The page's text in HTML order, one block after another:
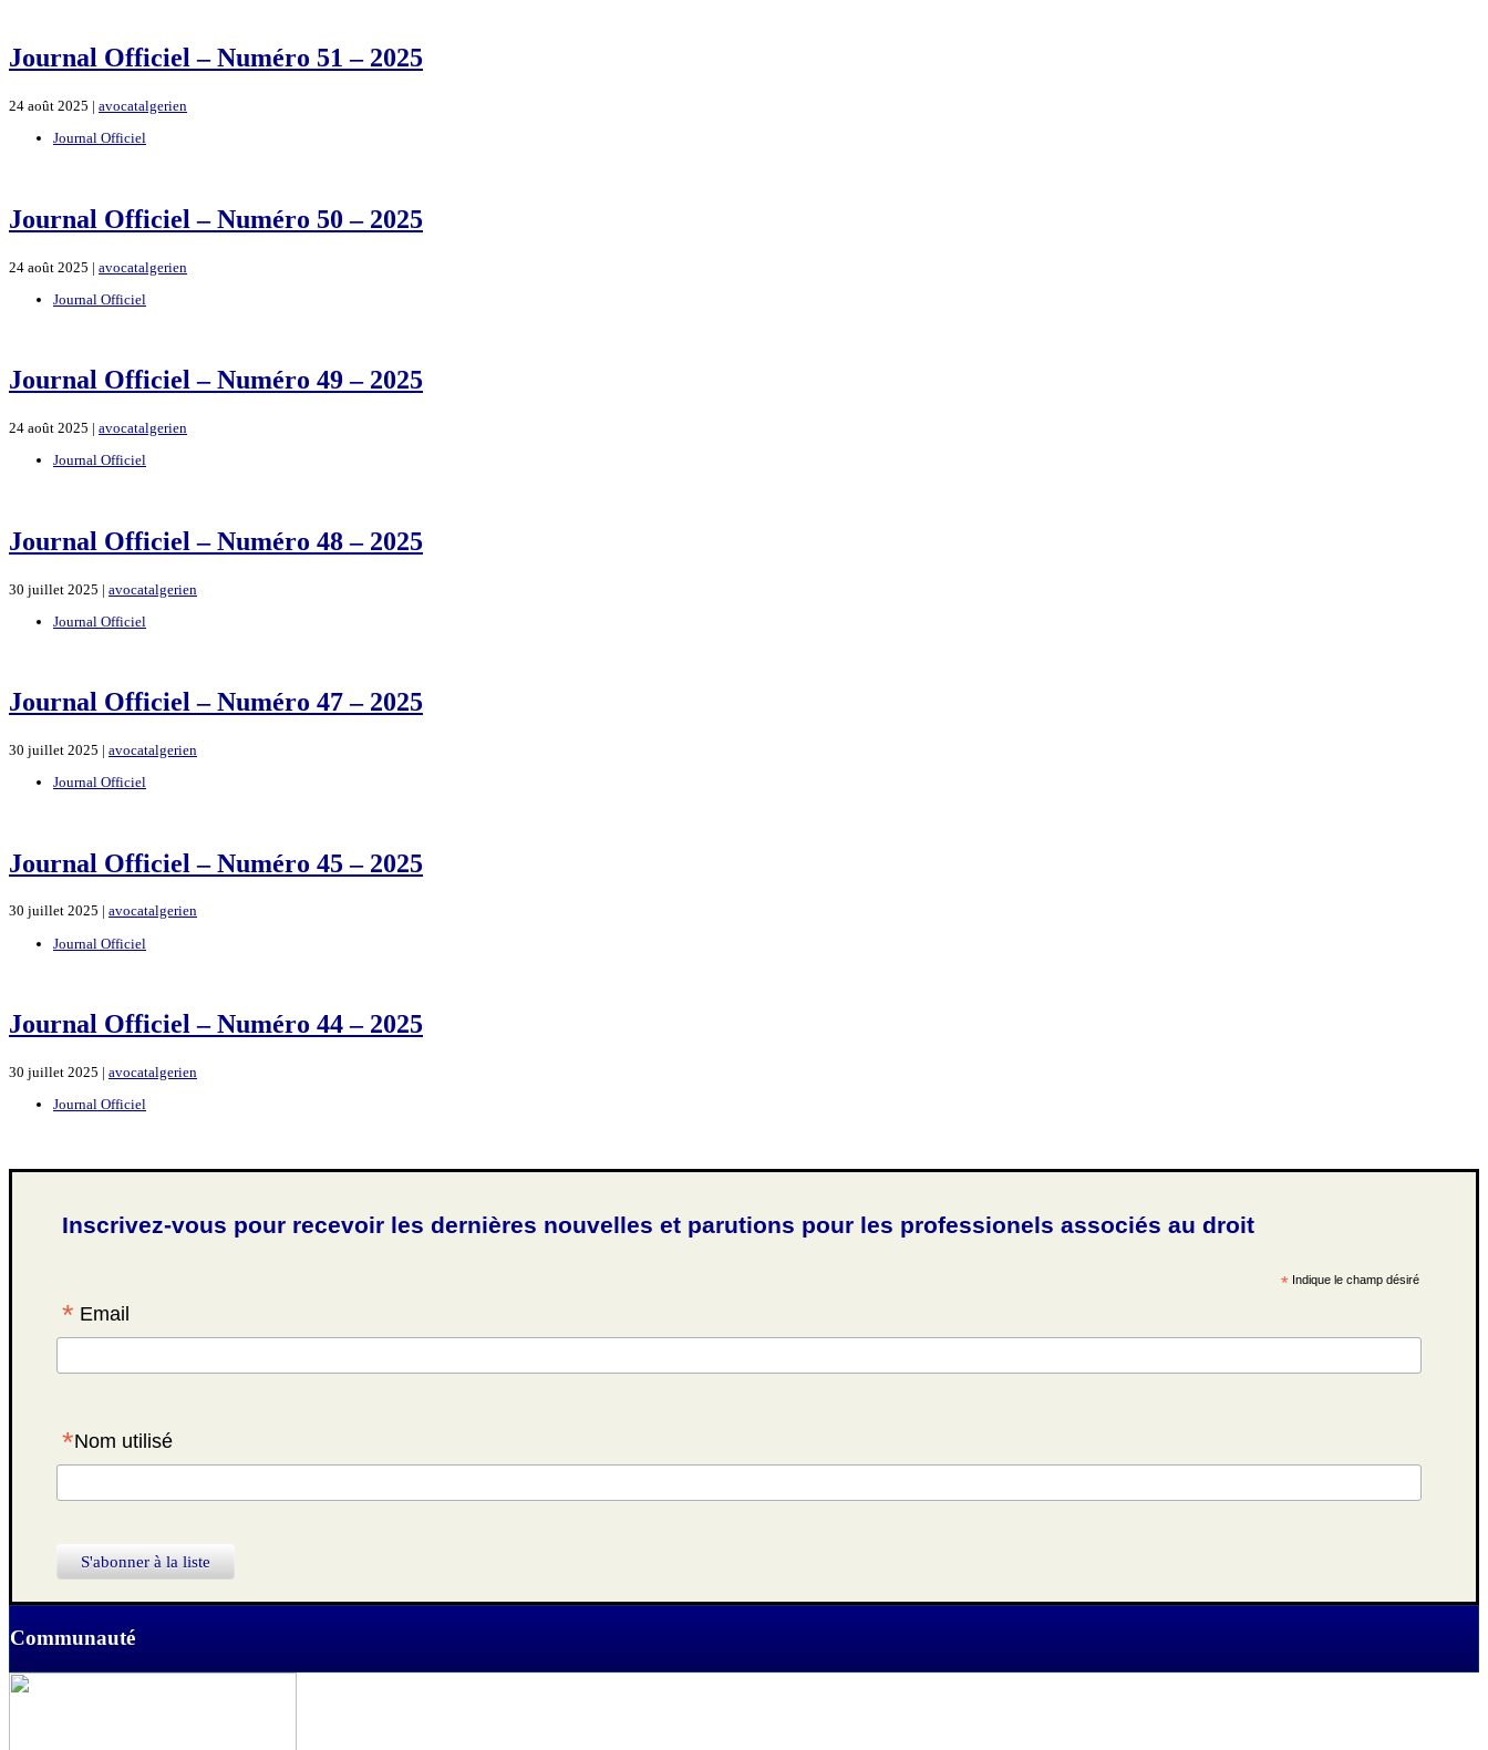
Journal Officiel – Numéro 51 – 2025
24 août 2025 | avocatalgerien
Journal Officiel
Journal Officiel – Numéro 50 – 2025
24 août 2025 | avocatalgerien
Journal Officiel
Journal Officiel – Numéro 49 – 2025
24 août 2025 | avocatalgerien
Journal Officiel
Journal Officiel – Numéro 48 – 2025
30 juillet 2025 | avocatalgerien
Journal Officiel
Journal Officiel – Numéro 47 – 2025
30 juillet 2025 | avocatalgerien
Journal Officiel
Journal Officiel – Numéro 45 – 2025
30 juillet 2025 | avocatalgerien
Journal Officiel
Journal Officiel – Numéro 44 – 2025
30 juillet 2025 | avocatalgerien
Journal Officiel
Inscrivez-vous pour recevoir les dernières nouvelles et parutions pour les professionels associés au droit
*Indique le champ désiré
* Email
*Nom utilisé
Communauté